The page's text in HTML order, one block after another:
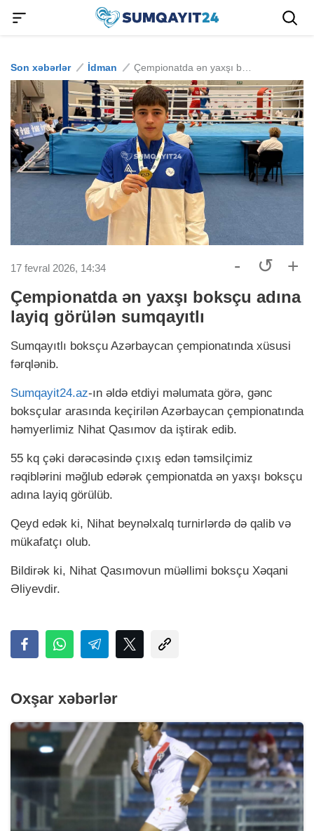
Son xəbərlər İdman
17 fevral 2026, 14:34 - ↺ +
Çempionatda ən yaxşı boksçu adına
layiq görülən sumqayıtlı
Sumqayıtlı boksçu Azərbaycan çempionatında xüsusi
fərqlənib.
Sumqayit24.az-ın əldə etdiyi məlumata görə, gənc
boksçular arasında keçirilən Azərbaycan çempionatında
həmyerlimiz Nihat Qasımov da iştirak edib.
55 kq çəki dərəcəsində çıxış edən təmsilçimiz
rəqiblərini məğlub edərək çempionatda ən yaxşı boksçu
adına layiq görülüb.
Qeyd edək ki, Nihat beynəlxalq turnirlərdə də qalib və
mükafatçı olub.
Bildirək ki, Nihat Qasımovun müəllimi boksçu Xəqani
Əliyevdir.
Oxşar xəbərlər